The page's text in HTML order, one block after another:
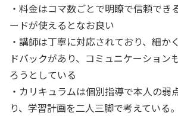
・料金はコマ数ごとで明瞭で信頼でき
ードが使えるとなお良い
・講師は丁寧に対応されており、細か
ドバックがあり、コミュニケーション
ろうとしている
・カリキュラムは個別指導で本人の弱
り、学習計画を二人三脚で考えている